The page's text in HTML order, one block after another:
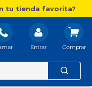
tu tienda favorita?
Entrar
Libre
Baleares)